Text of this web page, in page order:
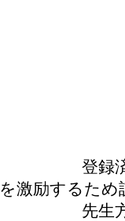
登録済の図
を激励するた
先生方の顔